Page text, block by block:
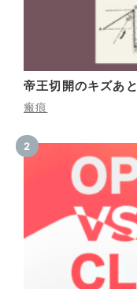
帝王切開のキズあ
瘢痕